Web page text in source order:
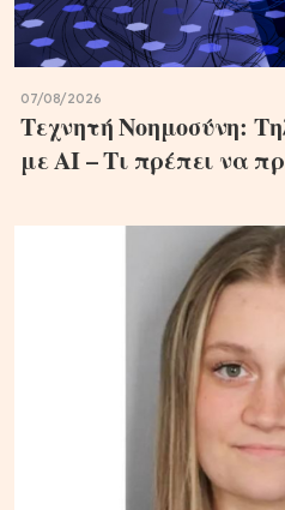
07/08/2026
Τεχνητή Νοημοσύνη:
με ΑΙ – Τι πρέπει να